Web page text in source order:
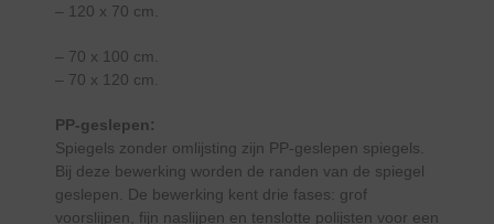
– 120 x 70 cm.
– 70 x 100 cm.
– 70 x 120 cm.
PP-geslepen:
Spiegels zonder omlijsting zijn PP-geslepen spiegels.
Bij deze bewerking worden de randen van de spiegel
geslepen. De bewerking kent drie fases: grof
voorslijpen, fijn naslijpen en tenslotte polijsten voor een